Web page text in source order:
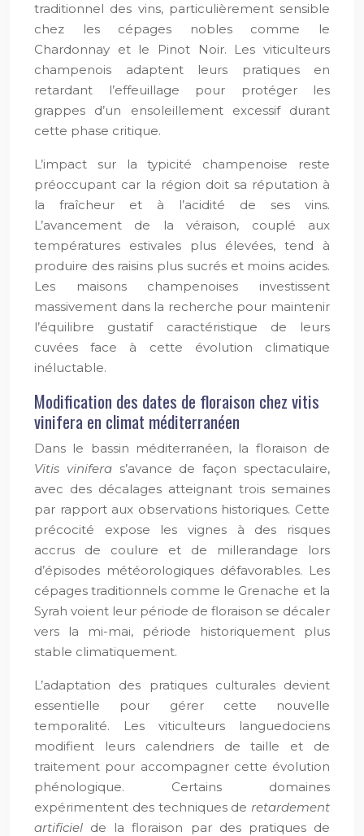
traditionnel des vins, particulièrement sensible
chez les cépages nobles comme le
Chardonnay et le Pinot Noir. Les viticulteurs
champenois adaptent leurs pratiques en
retardant l’effeuillage pour protéger les
grappes d’un ensoleillement excessif durant
cette phase critique.
L’impact sur la typicité champenoise reste
préoccupant car la région doit sa réputation à
la fraîcheur et à l’acidité de ses vins.
L’avancement de la véraison, couplé aux
températures estivales plus élevées, tend à
produire des raisins plus sucrés et moins acides.
Les maisons champenoises investissent
massivement dans la recherche pour maintenir
l’équilibre gustatif caractéristique de leurs
cuvées face à cette évolution climatique
inéluctable.
Modification des dates de floraison chez vitis
vinifera en climat méditerranéen
Dans le bassin méditerranéen, la floraison de
Vitis viniferas’avance de façon spectaculaire,
avec des décalages atteignant trois semaines
par rapport aux observations historiques. Cette
précocité expose les vignes à des risques
accrus de coulure et de millerandage lors
d’épisodes météorologiques défavorables. Les
cépages traditionnels comme le Grenache et la
Syrah voient leur période de floraison se décaler
vers la mi-mai, période historiquement plus
stable climatiquement.
L’adaptation des pratiques culturales devient
essentielle pour gérer cette nouvelle
temporalité. Les viticulteurs languedociens
modifient leurs calendriers de taille et de
traitement pour accompagner cette évolution
phénologique. Certains domaines
expérimentent des techniques de retardement
artificiel de la floraison par des pratiques de